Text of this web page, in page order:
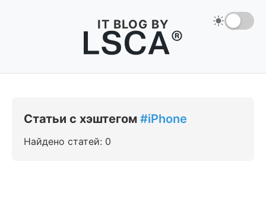
IT BLOG BY
Статьи с хэштегом #iPhone
Найдено статей: 0